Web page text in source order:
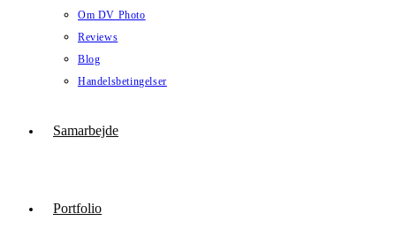
Om DV Photo
Reviews
Blog
Handelsbetingelser
Samarbejde
Portfolio